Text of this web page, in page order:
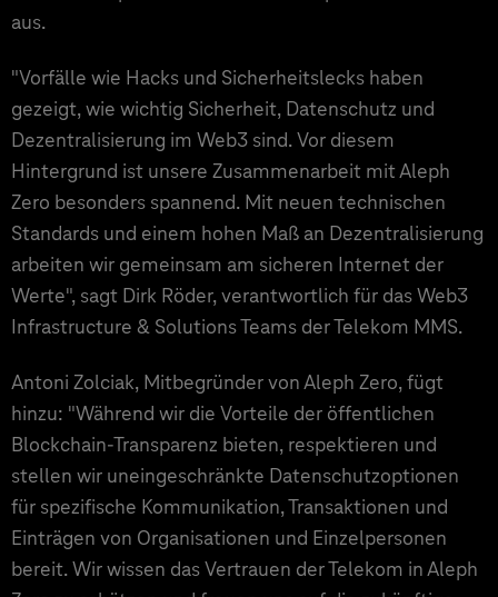
aus.
"Vorfälle wie Hacks und Sicherheitslecks haben
gezeigt, wie wichtig Sicherheit, Datenschutz und
Dezentralisierung im Web3 sind. Vor diesem
Hintergrund ist unsere Zusammenarbeit mit Aleph
Zero besonders spannend. Mit neuen technischen
Standards und einem hohen Maß an Dezentralisierung
arbeiten wir gemeinsam am sicheren Internet der
Werte", sagt Dirk Röder, verantwortlich für das Web3
Infrastructure & Solutions Teams der Telekom MMS.
Antoni Zolciak, Mitbegründer von Aleph Zero, fügt
hinzu: "Während wir die Vorteile der öffentlichen
Blockchain-Transparenz bieten, respektieren und
stellen wir uneingeschränkte Datenschutzoptionen
für spezifische Kommunikation, Transaktionen und
Einträgen von Organisationen und Einzelpersonen
bereit. Wir wissen das Vertrauen der Telekom in Aleph